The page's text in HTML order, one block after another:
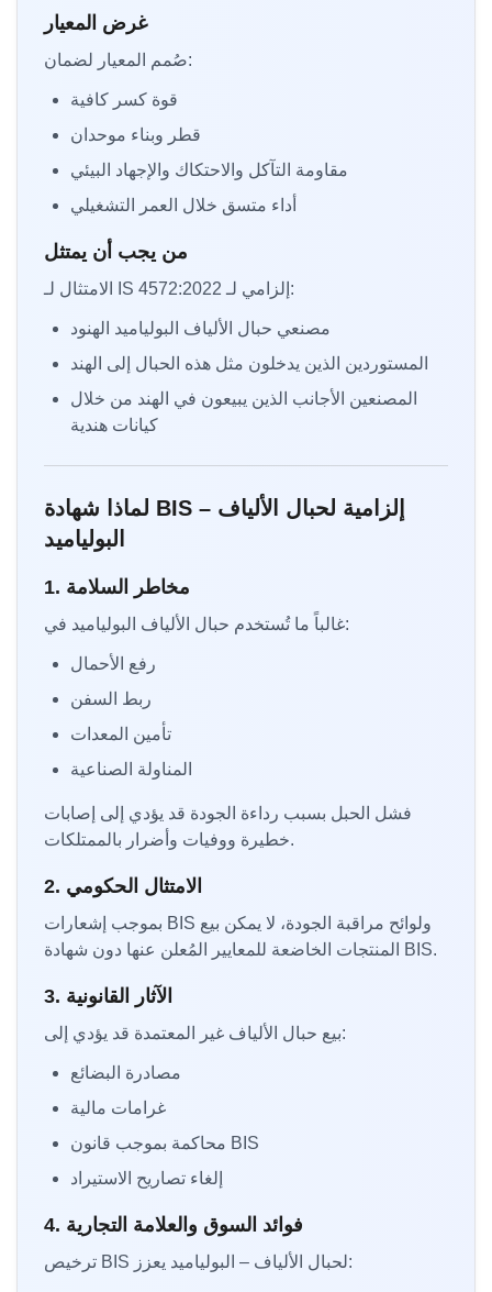
غرض المعيار
صُمم المعيار لضمان:
قوة كسر كافية
قطر وبناء موحدان
مقاومة التآكل والاحتكاك والإجهاد البيئي
أداء متسق خلال العمر التشغيلي
من يجب أن يمتثل
الامتثال لـ IS 4572:2022 إلزامي لـ:
مصنعي حبال الألياف البولياميد الهنود
المستوردين الذين يدخلون مثل هذه الحبال إلى الهند
المصنعين الأجانب الذين يبيعون في الهند من خلال
كيانات هندية
لماذا شهادة BIS إلزامية لحبال الألياف –
البولياميد
1. مخاطر السلامة
غالباً ما تُستخدم حبال الألياف البولياميد في:
رفع الأحمال
ربط السفن
تأمين المعدات
المناولة الصناعية
فشل الحبل بسبب رداءة الجودة قد يؤدي إلى إصابات
خطيرة ووفيات وأضرار بالممتلكات.
2. الامتثال الحكومي
بموجب إشعارات BIS ولوائح مراقبة الجودة، لا يمكن بيع
المنتجات الخاضعة للمعايير المُعلن عنها دون شهادة BIS.
3. الآثار القانونية
بيع حبال الألياف غير المعتمدة قد يؤدي إلى:
مصادرة البضائع
غرامات مالية
محاكمة بموجب قانون BIS
إلغاء تصاريح الاستيراد
4. فوائد السوق والعلامة التجارية
ترخيص BIS لحبال الألياف – البولياميد يعزز: